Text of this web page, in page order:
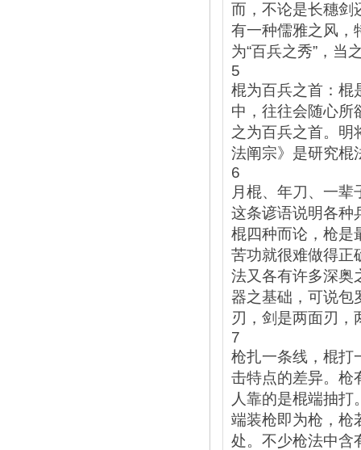
而，不论是长穗剑
有一种儒雅之风，
为“百兵之秀”，当
5
棍为百兵之首：棍
中，往往会随心所
之为百兵之首。明
法阐宗》是研究棍
6
月棍、年刀、一
这条谚语说明各种
棍四种而论，枪是
苦功就很难做得正
法又各有许多深奥
器之基础，可说包
刃，剑是两面刃，
7
枪扎一条线，棍打
击特点的差异。枪
人靠的是棍端抽
端装枪即为枪，枪
处。不少枪法中含